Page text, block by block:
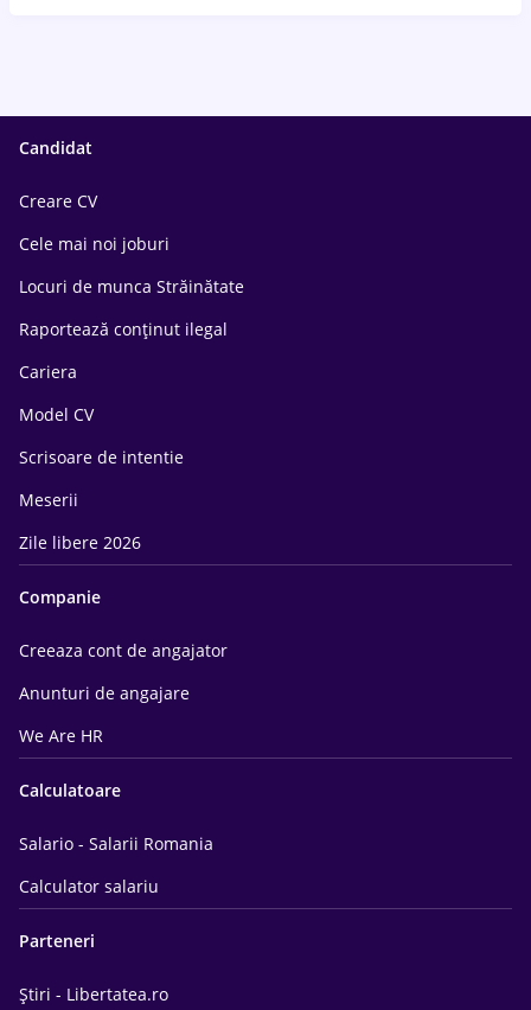
Candidat
Creare CV
Cele mai noi joburi
Locuri de munca Străinătate
Raportează conținut ilegal
Cariera
Model CV
Scrisoare de intentie
Meserii
Zile libere 2026
Companie
Creeaza cont de angajator
Anunturi de angajare
We Are HR
Calculatoare
Salario - Salarii Romania
Calculator salariu
Parteneri
Știri - Libertatea.ro